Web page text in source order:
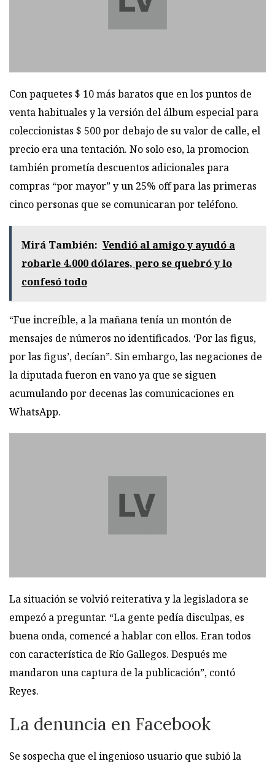
Con paquetes $ 10 más baratos que en los puntos de
venta habituales y la versión del álbum especial para
coleccionistas $ 500 por debajo de su valor de calle, el
precio era una tentación. No solo eso, la promocion
también prometía descuentos adicionales para
compras “por mayor” y un 25% off para las primeras
cinco personas que se comunicaran por teléfono.
Mirá También: Vendió al amigo y ayudó a
robarle 4.000 dólares, pero se quebró y lo
confesó todo
“Fue increíble, a la mañana tenía un montón de
mensajes de números no identificados. ‘Por las figus,
por las figus’, decían”. Sin embargo, las negaciones de
la diputada fueron en vano ya que se siguen
acumulando por decenas las comunicaciones en
WhatsApp.
La situación se volvió reiterativa y la legisladora se
empezó a preguntar. “La gente pedía disculpas, es
buena onda, comencé a hablar con ellos. Eran todos
con característica de Río Gallegos. Después me
mandaron una captura de la publicación”, contó
Reyes.
La denuncia en Facebook
Se sospecha que el ingenioso usuario que subió la